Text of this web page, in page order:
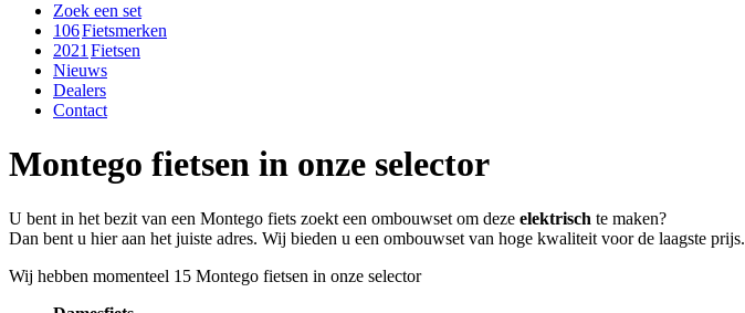
Zoek een set
106Fietsmerken
2021 Fietsen
Nieuws
Dealers
Contact
Montego fietsen in onze selector
U bent in het bezit van een Montego fiets zoekt een ombouwset om deze elektrisch te maken?
Dan bent u hier aan het juiste adres. Wij bieden u een ombouwset van hoge kwaliteit voor de laagste prijs.
Wij hebben momenteel 15 Montego fietsen in onze selector